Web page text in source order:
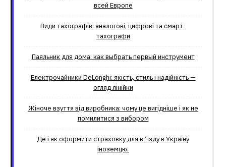
всей Европе
Види тахографів: аналогові, цифрові та смарт-
тахографи
Паяльник для дома: как выбрать первый инструмент
Електрочайники DeLonghi: якість, стиль і надійність —
огляд лінійки
Жіноче взуття від виробника: чому це вигідніше і як не
помилитися з вибором
Де і як оформити страховку для вʼїзду в Україну
іноземцю.